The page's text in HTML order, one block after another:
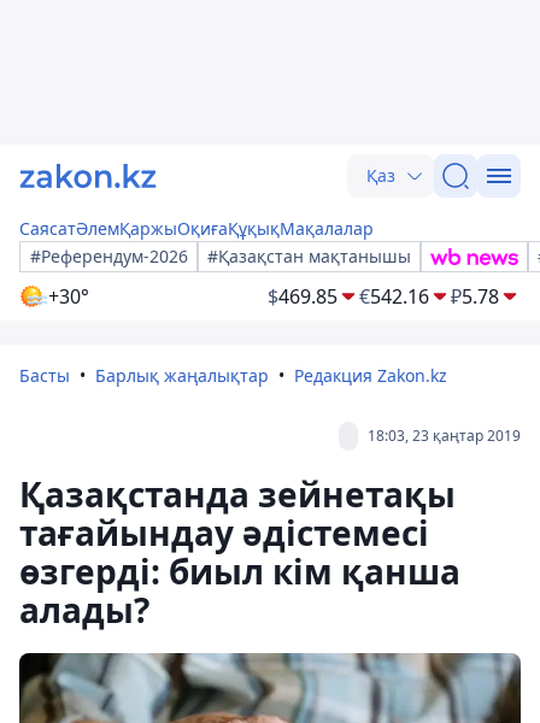
Қаз
СаясатӘлемҚаржыОқиғаҚұқықМақалалар
#Референдум-2026
#Қазақстан мақтанышы
+30° $469.85 €542.16 ₽5.78
Басты Барлық жаңалықтар Редакция Zakon.kz
18:03, 23 қаңтар 2019
Қазақстанда зейнетақы
тағайындау әдістемесі
өзгерді: биыл кім қанша
алады?